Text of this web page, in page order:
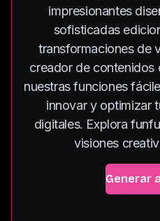
impresionantes
sofisticadas
transformaciones de
creador de contenidos
nuestras funciones
innovar y optimizar
digitales. Explora
visiones
Generar